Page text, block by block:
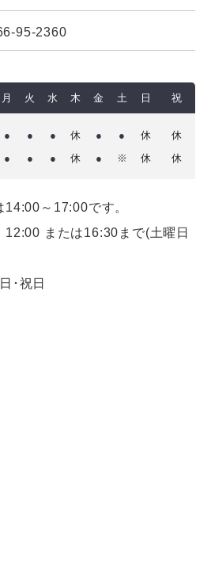
95-2360
月 火 水 木 金 土 日 祝
● ● ● 休 ● ● 休 休
● ● ● 休 ● ※ 休 休
～17:00です。
または16:30まで(土曜日
･祝日